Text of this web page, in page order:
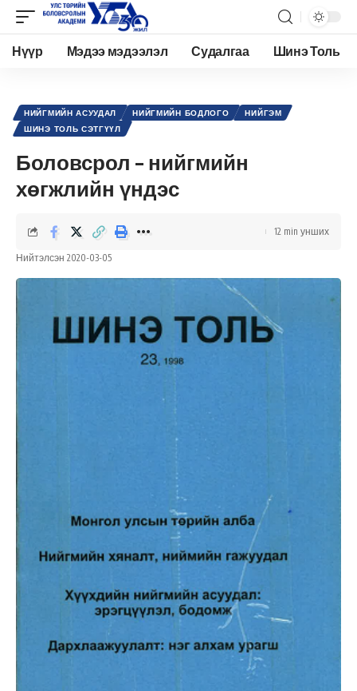
Нүүр Мэдээ мэдээлэл Судалгаа Шинэ Толь
НИЙГМИЙН АСУУДАЛ НИЙГМИЙН БОДЛОГО
НИЙГЭМ
ШИНЭ ТОЛЬ СЭТГҮҮЛ
Боловсрол – нийгмийн
хөгжлийн үндэс
Нийтэлсэн 2020-03-05
12 min унших